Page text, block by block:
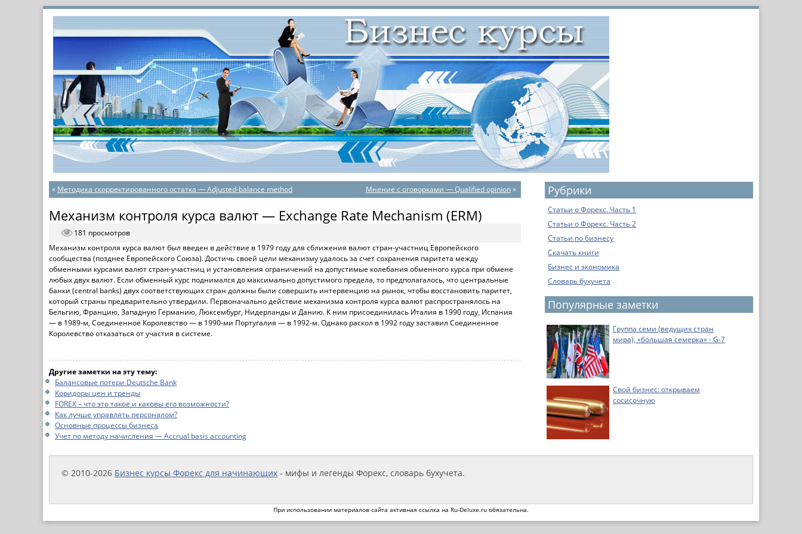
« Методика скорректированного остатка — Adjusted-balance method Мнение с оговорками — Qualified opinion»
Механизм контроля курса валют — Exchange Rate Mechanism (ERM)
181 просмотров
Механизм контроля курса валют был введен в действие в 1979 году для сближения валют стран-участниц Европейского
сообщества (позднее Европейского Союза). Достичь своей цели механизму удалось за счет сохранения паритета между
обменными курсами валют стран-участниц и установления ограничений на допустимые колебания обменного курса при обмене
любых двух валют. Если обменный курс поднимался до максимально допустимого предела, то предполагалось, что центральные
банки (central banks) двух соответствующих стран должны были совершить интервенцию на рынок, чтобы восстановить паритет,
который страны предварительно утвердили. Первоначально действие механизма контроля курса валют распространялось на
Бельгию, Францию, Западную Германию, Люксембург, Нидерланды и Данию. К ним присоединилась Италия в 1990 году, Испания
— в 1989-м, Соединенное Королевство — в 1990-ми Португалия — в 1992-м. Однако раскол в 1992 году заставил Соединенное
Королевство отказаться от участия в системе.
Другие заметки на эту тему:
Балансовые потери Deutsche Bank
Коридоры цен и тренды
FOREX – что это такое и каковы его возможности?
Как лучше управлять персоналом?
Основные процессы бизнеса
Учет по методу начисления — Accrual basis accounting
Рубрики
Статьи о Форекс. Часть 1
Статьи о Форекс. Часть 2
Статьи по бизнесу
Скачать книги
Бизнес и экономика
Словарь бухучета
Популярные заметки
Группа семи (ведущих стран
мира), «большая семерка» - G-7
Свой бизнес: открываем
сосисочную
© 2010-2026 Бизнес курсы Форекс для начинающих - мифы и легенды Форекс, словарь бухучета.
При использовании материалов сайта активная ссылка на Ru-Deluxe.ru обязательна.